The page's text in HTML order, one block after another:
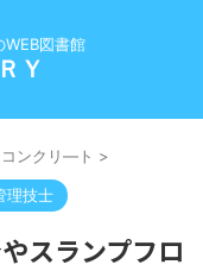
図書館
Ｙ
コンクリ―ト >
理技士
スランプフロ